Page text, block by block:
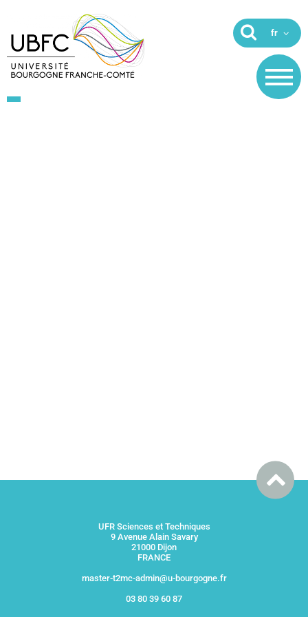
UFR Sciences et Techniques
9 Avenue Alain Savary
21000 Dijon
FRANCE
master-t2mc-admin@u-bourgogne.fr
03 80 39 60 87